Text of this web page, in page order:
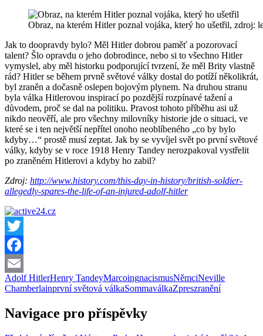
Obraz, na kterém Hitler poznal vojáka, který ho ušetřil, zdroj:
Jak to doopravdy bylo? Měl Hitler dobrou paměť a pozorovací
talent? Šlo opravdu o jeho dobrodince, nebo si to všechno Hitler
vymyslel, aby měl historku podporující tvrzení, že měl Brity vlastně
rád? Hitler se během prvně světové války dostal do potíží několikrát,
byl zraněn a dočasně oslepen bojovým plynem. Na druhou stranu
byla válka Hitlerovou inspirací po pozdější rozpínavé tažení a
důvodem, proč se dal na politiku. Pravost tohoto příběhu asi už
nikdo neověří, ale pro všechny milovníky historie jde o situaci, ve
které se i ten největší nepřítel onoho neoblíbeného „co by bylo
kdyby…“ prostě musí zeptat. Jak by se vyvíjel svět po první světové
války, kdyby se v roce 1918 Henry Tandey nerozpakoval vystřelit
po zraněném Hitlerovi a kdyby ho zabil?
Zdroj: http://www.history.com/this-day-in-history/british-soldier-
allegedly-spares-the-life-of-an-injured-adolf-hitler
Twitter
Facebook
Email
Adolf HitlerHenry TandeyMarcoingnacismusNěmciNeville
Chamberlainprvní světová válkaSommaválkaZpreszranění
Navigace pro příspěvky